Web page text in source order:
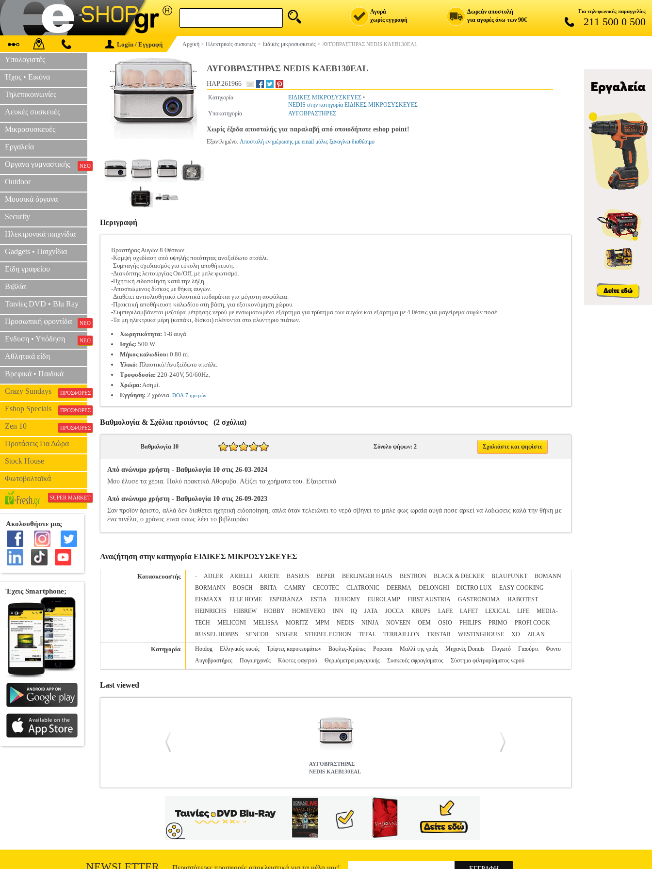
Αγορά
χωρίς εγγραφή
Δωρεάν αποστολή
για αγορές άνω των 90€
Για τηλεφωνικές παραγγελίες
211 500 0 500
Login / Εγγραφή Αρχική > Ηλεκτρικές συσκευές > Ειδικές μικροσυσκευές > ΑΥΓΟΒΡΑΣΤΗΡΑΣ NEDIS KAEB130EAL
Υπολογιστές
Ήχος • Εικόνα
Τηλεπικοινωνίες
Λευκές συσκευές
Μικροσυσκευές
Εργαλεία
Οργανα γυμναστικής ΝΕΟ
Outdoor
Μουσικά όργανα
Security
Ηλεκτρονικά παιχνίδια
Gadgets • Παιχνίδια
Είδη γραφείου
Βιβλία
Ταινίες DVD • Blu Ray
Προσωπική φροντίδα ΝΕΟ
Ενδυση • Υπόδηση ΝΕΟ
Αθλητικά είδη
Βρεφικά • Παιδικά
Crazy Sundays ΠΡΟΣΦΟΡΕΣ
Eshop Specials ΠΡΟΣΦΟΡΕΣ
Zen 10 ΠΡΟΣΦΟΡΕΣ
Προτάσεις Για Δώρα
Stock House
Φωτοβολταϊκά
SUPER MARKET
ΑΥΓΟΒΡΑΣΤΗΡΑΣ NEDIS KAEB130EAL
HAP.261966
Κατηγορία ΕΙΔΙΚΕΣ ΜΙΚΡΟΣΥΣΚΕΥΕΣ •
NEDIS στην κατηγορία ΕΙΔΙΚΕΣ ΜΙΚΡΟΣΥΣΚΕΥΕΣ
Υποκατηγορία
ΑΥΓΟΒΡΑΣΤΗΡΕΣ
Χωρίς έξοδα αποστολής για παραλαβή από οποιοδήποτε eshop point!
Εξαντλημένο. Αποστολή ενημέρωσης με email μόλις ξαναγίνει διαθέσιμο
Περιγραφή
Βραστήρας Αυγών 8 Θέσεων.
-Κομψή σχεδίαση από υψηλής ποιότητας ανοξείδωτο ατσάλι.
-Συμπαγής σχεδιασμός για εύκολη αποθήκευση.
-Διακόπτης λειτουργίας On/Off, με μπλε φωτισμό.
-Ηχητική ειδοποίηση κατά την λήξη.
-Αποσπώμενος δίσκος με θήκες αυγών.
-Διαθέτει αντιολισθητικά ελαστικά ποδαράκια για μέγιστη ασφάλεια.
-Πρακτική αποθήκευση καλωδίου στη βάση, για εξοικονόμηση χώρου.
-Συμπεριλαμβάνεται μεζούρα μέτρησης νερού με ενσωματωμένο εξάρτημα για τρύπημα των αυγών και εξάρτημα με 4 θέσεις για μαγείρεμα αυγών ποσέ.
-Τα μη ηλεκτρικά μέρη (καπάκι, δίσκοι) πλένονται στο πλυντήριο πιάτων.
Χωρητικότητα: 1-8 αυγά.
Ισχύς: 500 W.
Μήκος καλωδίου: 0.80 m.
Υλικό: Πλαστικό/Ανοξείδωτο ατσάλι.
Τροφοδοσία: 220-240V, 50/60Hz.
Χρώμα: Ασημί.
Εγγύηση: 2 χρόνια. DOA 7 ημερών
Βαθμολογία & Σχόλια προιόντος (2 σχόλια)
Βαθμολογία 10 Σύνολο ψήφων: 2 Σχολιάστε και ψηφίστε
Από ανώνυμο χρήστη - Βαθμολογία 10 στις 26-03-2024
Μου έλυσε τα χέρια. Πολύ πρακτικό.Αθορυβο. Αξίζει τα χρήματα του. Εξαιρετικό
Από ανώνυμο χρήστη - Βαθμολογία 10 στις 26-09-2023
Σαν προϊόν άριστο, αλλά δεν διαθέτει ηχητική ειδοποίηση, απλά όταν τελειώνει το νερό σβήνει το μπλε φως ωραία αυγά ποσε αρκεί να λαδώσεις καλά την θήκη με
ένα πινέλο, ο χρόνος ειναι οπως λέει το βιβλιαράκι
Αναζήτηση στην κατηγορία ΕΙΔΙΚΕΣ ΜΙΚΡΟΣΥΣΚΕΥΕΣ
Κατασκευαστής - ADLER ARIELLI ARIETE BASEUS BEPER BERLINGER HAUS BESTRON BLACK & DECKER BLAUPUNKT
BOMANN
BORMANN
BOSCH BRITA CAMRY CECOTEC CLATRONIC DEERMA DELONGHI DICTRO LUX
EASY COOKING
EISMAXX
ELLE HOME ESPERANZA ESTIA EUHOMY EUROLAMP FIRST AUSTRIA GASTRONOMA
HABOTEST
HEINRICHS
HIBREW HOBBY HOMEVERO INN IQ JATA JOCCA KRUPS LAFE LAFET LEXICAL LIFE
MEDIA-
TECH
MELICONI MELISSA MORITZ MPM NEDIS NINJA NOVEEN OEM OSIO PHILIPS PRIMO
PROFI COOK
RUSSEL HOBBS
SENCOR SINGER STIEBEL ELTRON TEFAL TERRAILLON TRISTAR WESTINGHOUSE XO ZILAN
Κατηγορία Hotdog Ελληνικός καφές Τρίφτες καρυκευμάτων Βάφλες-Κρέπες Popcorn Μαλλί της γριάς Μηχανές Donuts Παγωτό Γιαούρτι
Φοντυ
Αυγοβραστήρες
Παγομηχανές Κόφτες φαγητού Θερμόμετρα μαγειρικής Συσκευές σφραγίσματος Σύστημα φιλτραρίσματος νερού
Last viewed
ΑΥΓΟΒΡΑΣΤΗΡΑΣ
NEDIS KAEB130EAL
ΜΙΚΡΟΣΥΣΚΕΥΕΣ •NEDIS στην κατηγορία ΕΙΔΙΚΕΣ ΜΙΚΡΟΣΥΣΚΕΥΕΣ Βραστήρας Αυγών 8 Θέσεων. -Κομψή σχεδίαση από υψηλής ποιότητας
ανοξείδωτο ατσάλι. -Συμπαγής σχεδιασμός για εύκολη αποθήκευση. -Διακόπτης λειτουργίας On/Off, με μπλε φωτισμό. -Ηχητική ειδοποίηση κατά την λήξη.
-Αποσπώμενος δίσκος με θήκες αυγών. -Διαθέτει αντιολισθητικά ελαστικά ποδαράκια για μέγιστη ασφάλεια. -Πρακτική αποθήκευση καλωδίου στη βάση, για
εξοικονόμηση χώρου. -Συμπεριλαμβάνεται μεζούρα μέτρησης νερού με ενσωματωμένο εξάρτημα για τρύπημα των αυγών και εξάρτημα με 4 θέσεις για
μαγείρεμα αυγών ποσέ. -Τα μη ηλεκτρικά μέρη (καπάκι, δίσκοι) πλένονται στο πλυντήριο πιάτων.• Χωρητικότητα: 1-8 αυγά.• Ισχύς: 500 W.• Μήκος καλωδίου: